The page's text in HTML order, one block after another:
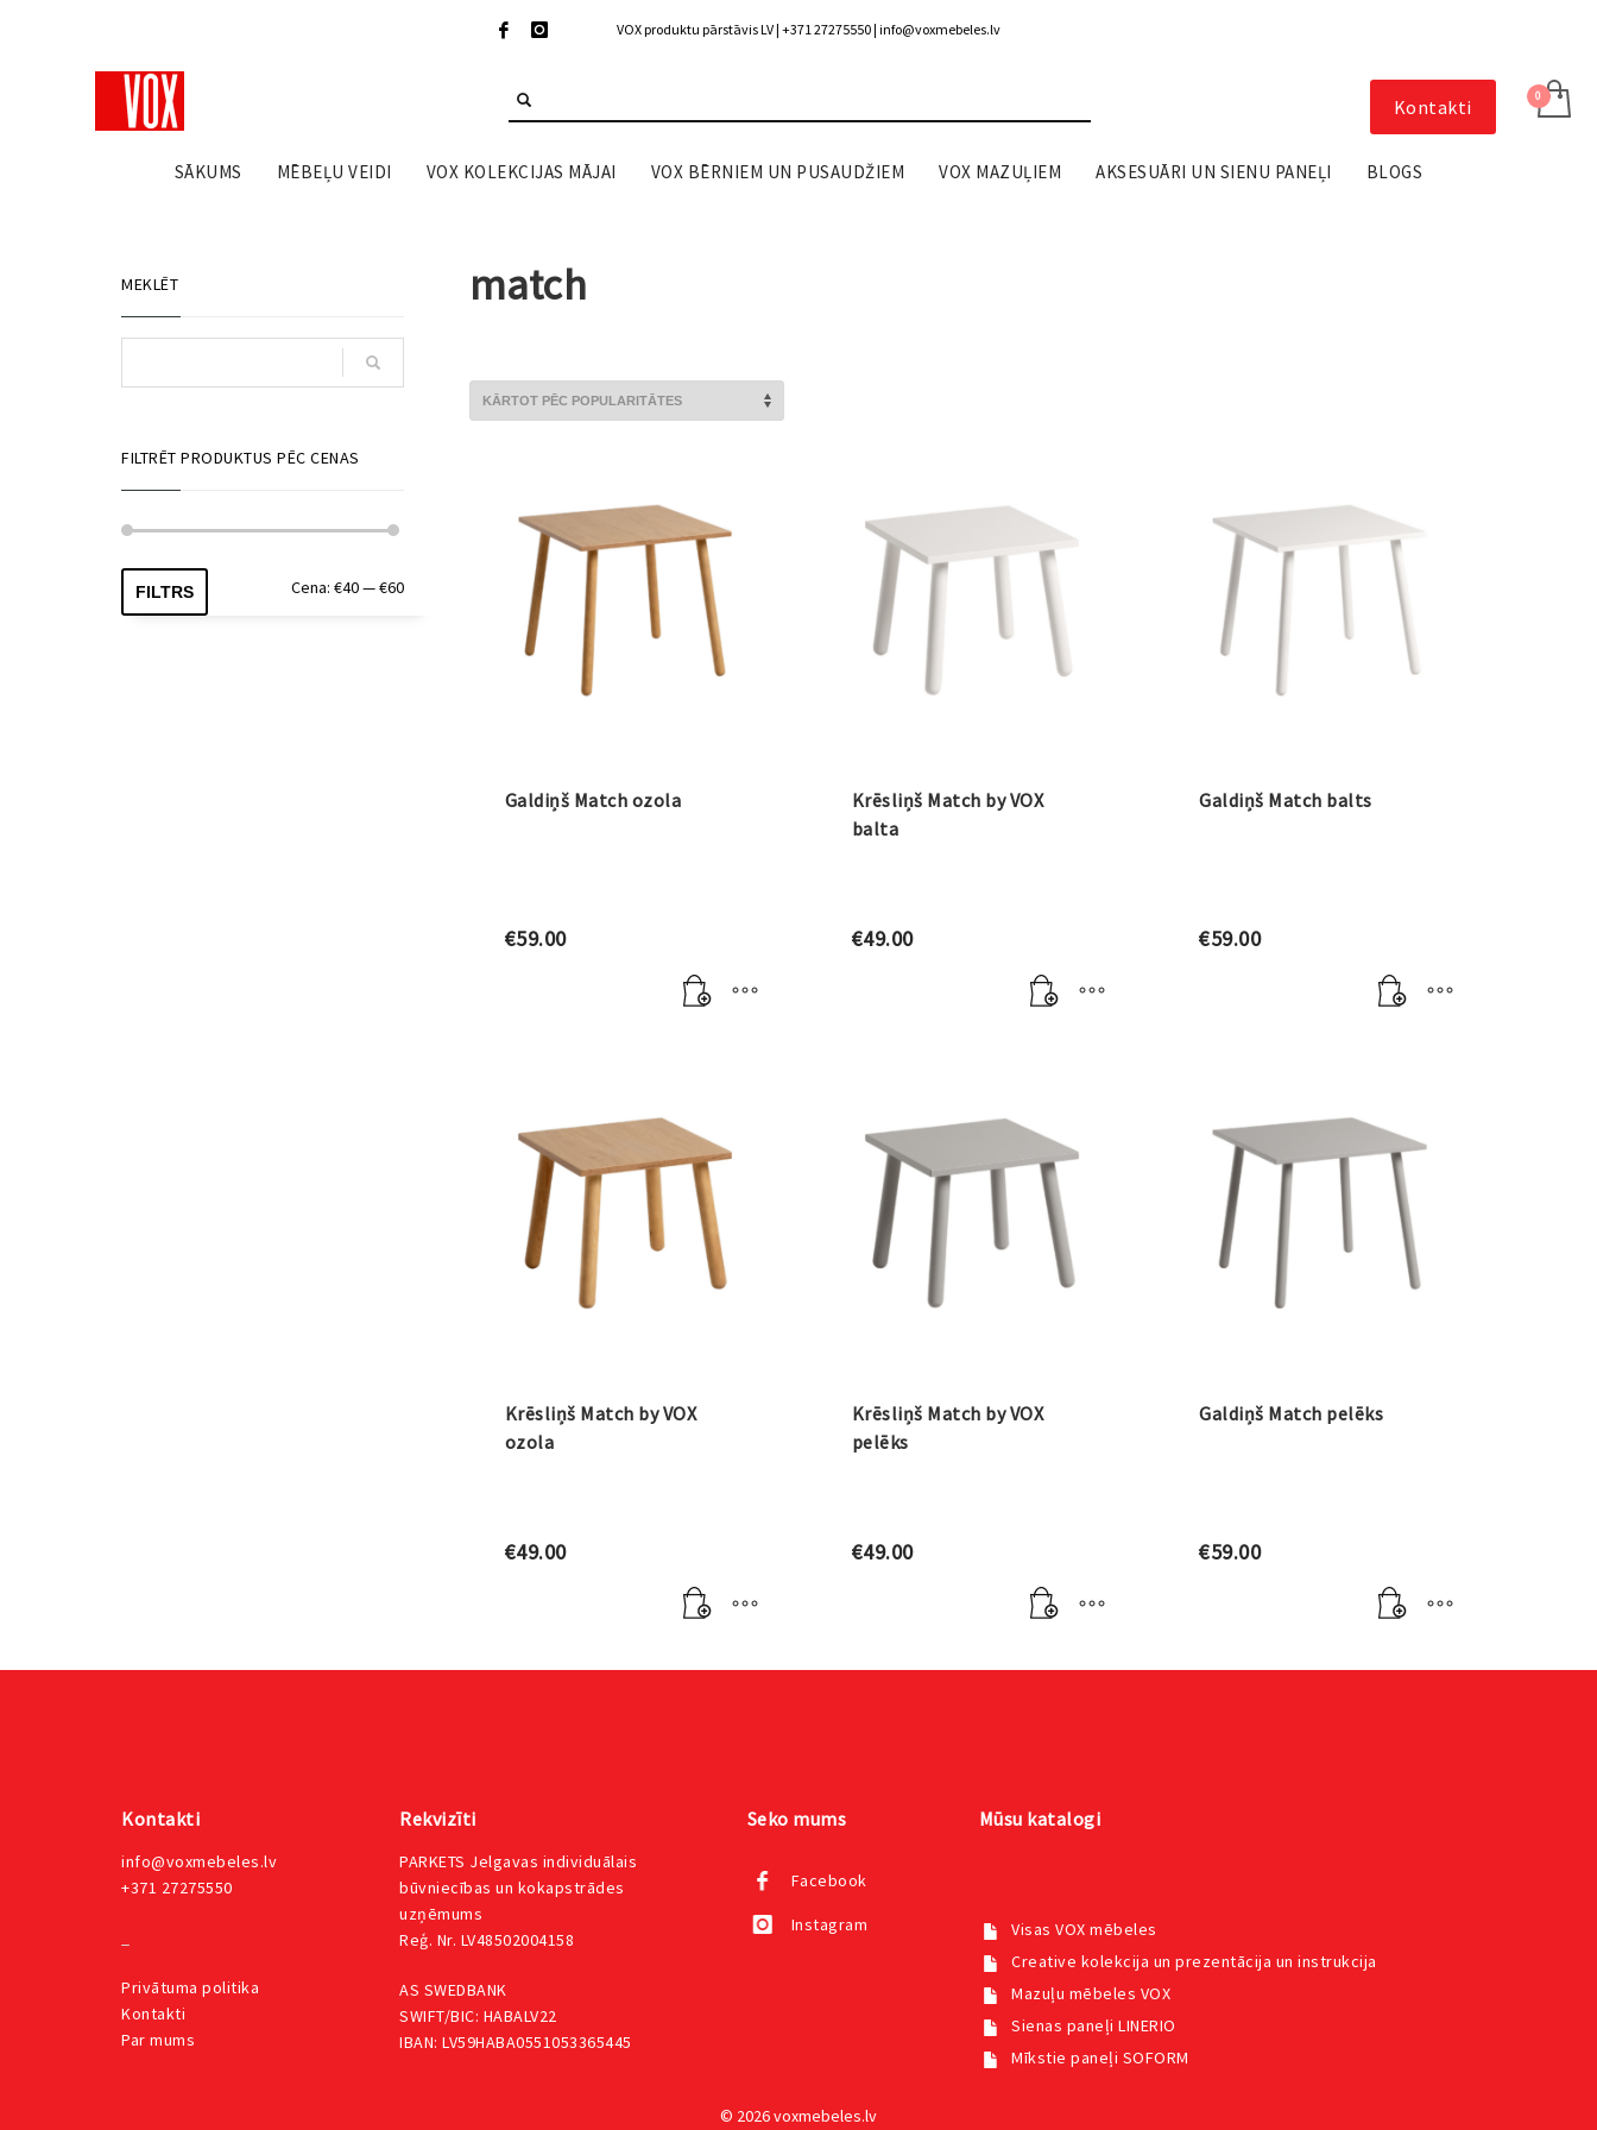
VOX produktu pārstāvis LV | +371 27275550 | info@voxmebeles.lv
Kontakti
SĀKUMS MĒBEĻU VEIDI VOX KOLEKCIJAS MĀJAI VOX BĒRNIEM UN PUSAUDŽIEM VOX MAZUĻIEM AKSESUĀRI UN SIENU PANEĻI BLOGS
match
Galdiņš Match ozola
€59.00
Krēsliņš Match by VOX
balta
€49.00
Galdiņš Match balts
€59.00
Krēsliņš Match by VOX
ozola
€49.00
Krēsliņš Match by VOX
pelēks
€49.00
Galdiņš Match pelēks
€59.00
MEKLĒT
FILTRĒT PRODUKTUS PĒC CENAS
Min.
Maks.
FILTRS Cena: €40—€60
Kontakti
info@voxmebeles.lv
+371 27275550
Privātuma politika
Kontakti
Par mums
Rekvizīti
PARKETS Jelgavas individuālais
būvniecības un kokapstrādes
uzņēmums
Reģ. Nr. LV48502004158
AS SWEDBANK
SWIFT/BIC: HABALV22
IBAN: LV59HABA0551053365445
Seko mums
Facebook
Instagram
Mūsu katalogi
Visas VOX mēbeles
Creative kolekcija un prezentācija un instrukcija
Mazuļu mēbeles VOX
Sienas paneļi LINERIO
Mīkstie paneļi SOFORM
© 2026 voxmebeles.lv